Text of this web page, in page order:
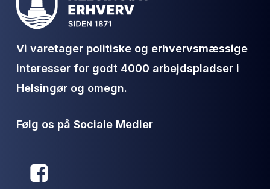
Vi varetager politiske og erhvervsmæssige
interesser for godt 4000 arbejdspladser i
Helsingør og omegn.
Følg os på Sociale Medier